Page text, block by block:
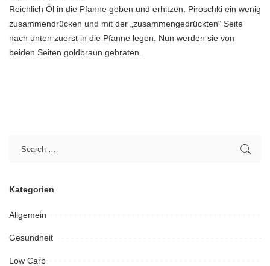
Reichlich Öl in die Pfanne geben und erhitzen. Piroschki ein wenig
zusammendrücken und mit der „zusammengedrückten“ Seite
nach unten zuerst in die Pfanne legen. Nun werden sie von
beiden Seiten goldbraun gebraten.
Kategorien
Allgemein
Gesundheit
Low Carb